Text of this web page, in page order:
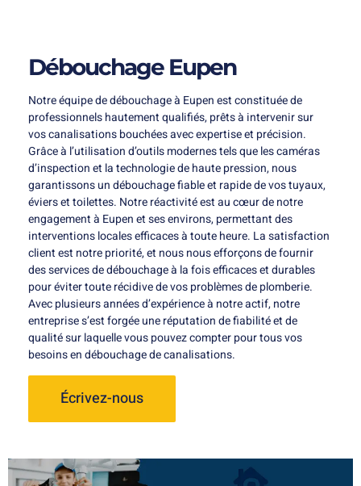
Débouchage Eupen
Notre équipe de débouchage à Eupen est constituée de
professionnels hautement qualifiés, prêts à intervenir sur
vos canalisations bouchées avec expertise et précision.
Grâce à l’utilisation d’outils modernes tels que les caméras
d’inspection et la technologie de haute pression, nous
garantissons un débouchage fiable et rapide de vos tuyaux,
éviers et toilettes. Notre réactivité est au cœur de notre
engagement à Eupen et ses environs, permettant des
interventions locales efficaces à toute heure. La satisfaction
client est notre priorité, et nous nous efforçons de fournir
des services de débouchage à la fois efficaces et durables
pour éviter toute récidive de vos problèmes de plomberie.
Avec plusieurs années d’expérience à notre actif, notre
entreprise s’est forgée une réputation de fiabilité et de
qualité sur laquelle vous pouvez compter pour tous vos
besoins en débouchage de canalisations.
Écrivez-nous